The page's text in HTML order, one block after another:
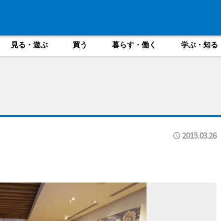
見る・遊ぶ 買う 暮らす・働く 学ぶ・知る
2015.03.26